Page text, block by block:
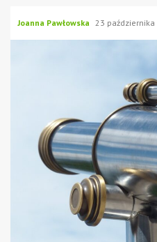
Joanna Pawłowska 23 października